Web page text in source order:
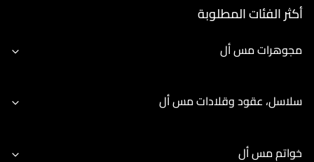
أكثر الفئات المطلوبة
مجوهرات مس أل
سلاسل، عقود وقلادات مس أل
خواتم مس أل